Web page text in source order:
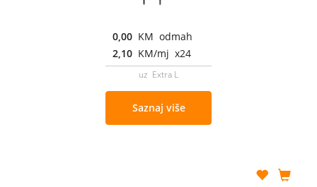
0,00 KM odmah
2,10 KM/mj x24
uz Extra L
Saznaj više